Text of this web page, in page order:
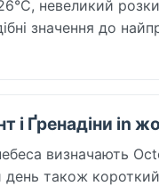
невеликий
значення до
і Ґренадіни in
визначають
також